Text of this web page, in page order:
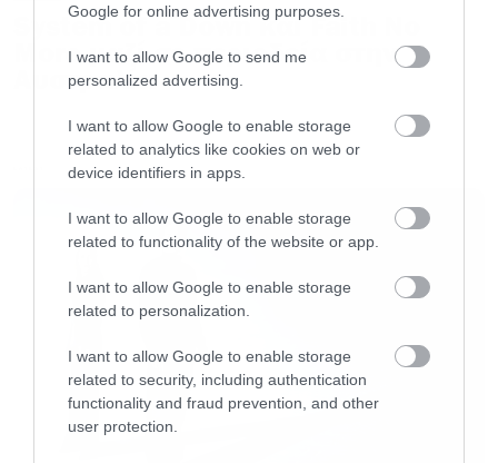
Google for online advertising purposes.
I want to allow Google to send me
personalized advertising.
I want to allow Google to enable storage
related to analytics like cookies on web or
device identifiers in apps.
I want to allow Google to enable storage
related to functionality of the website or app.
I want to allow Google to enable storage
related to personalization.
I want to allow Google to enable storage
related to security, including authentication
functionality and fraud prevention, and other
user protection.
Ναι συμφωνώ και νομίζω ότι είναι δικό μου
λάθος. Θεωρώ τους Motorhead μία καλώς
εννοούμενη δικτατορία. Αν όλοι συμφωνούν ότι
πρέπει να κάνουμε κάτι άλλο, θα το κάνουμε,
αλλά είχα να αντιμετωπίσω τέτοια κατάσταση
στην καριέρα μου περίπου τρεις φορές.
Ήθελες το Aftershock να μοιάζει με το The
World is Yours ή να είναι τελείως διαφορετικό;
Ποτέ δεν φτιάχνουμε τέτοιο πλάνο. Απλά
μπαίνουμε σε ένα δωμάτιο και παίζουμε. Δεν
είμαστε τύποι που κάνουν κάτι απλά για να
System of a Down και Faith No
More μαζί σε περιοδεία στην
Αυστραλία